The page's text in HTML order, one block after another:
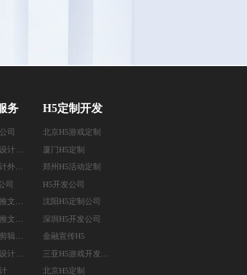
务
司
司
重庆微信SVG推文排版
成都专业视频剪辑公司
H5定制开发
北京H5游戏定制
厦门H5定制
郑州H5活动定制
H5开发公司
沈阳H5定制公司
深圳H5开发公司
金融宣传H5
北京H5定制